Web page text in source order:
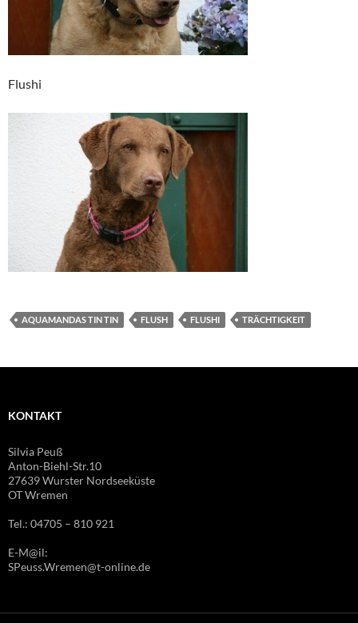
Flushi
AQUAMANDAS TIN TIN FLUSH FLUSHI TRÄCHTIGKEIT
KONTAKT
Silvia Peuß
Anton-Biehl-Str.10
27639 Wurster Nordseeküste
OT Wremen
Tel.: 04705 – 810 921
E-M@il:
SPeuss.Wremen@t-online.de